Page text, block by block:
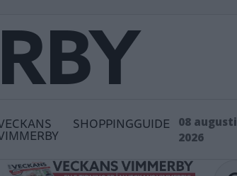
SHOPPINGGUIDE
08 augusti
2026